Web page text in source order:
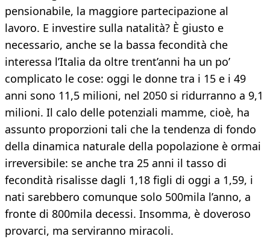
pensionabile, la maggiore partecipazione al
lavoro. E investire sulla natalità? È giusto e
necessario, anche se la bassa fecondità che
interessa l’Italia da oltre trent’anni ha un po’
complicato le cose: oggi le donne tra i 15 e i 49
anni sono 11,5 milioni, nel 2050 si ridurranno a 9,1
milioni. Il calo delle potenziali mamme, cioè, ha
assunto proporzioni tali che la tendenza di fondo
della dinamica naturale della popolazione è ormai
irreversibile: se anche tra 25 anni il tasso di
fecondità risalisse dagli 1,18 figli di oggi a 1,59, i
nati sarebbero comunque solo 500mila l’anno, a
fronte di 800mila decessi. Insomma, è doveroso
provarci, ma serviranno miracoli.